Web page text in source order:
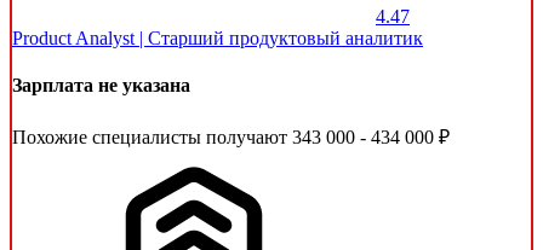
4.47
Product Analyst | Cтарший продуктовый аналитик
Зарплата не указана
Похожие специалисты получают 343 000 - 434 000 ₽